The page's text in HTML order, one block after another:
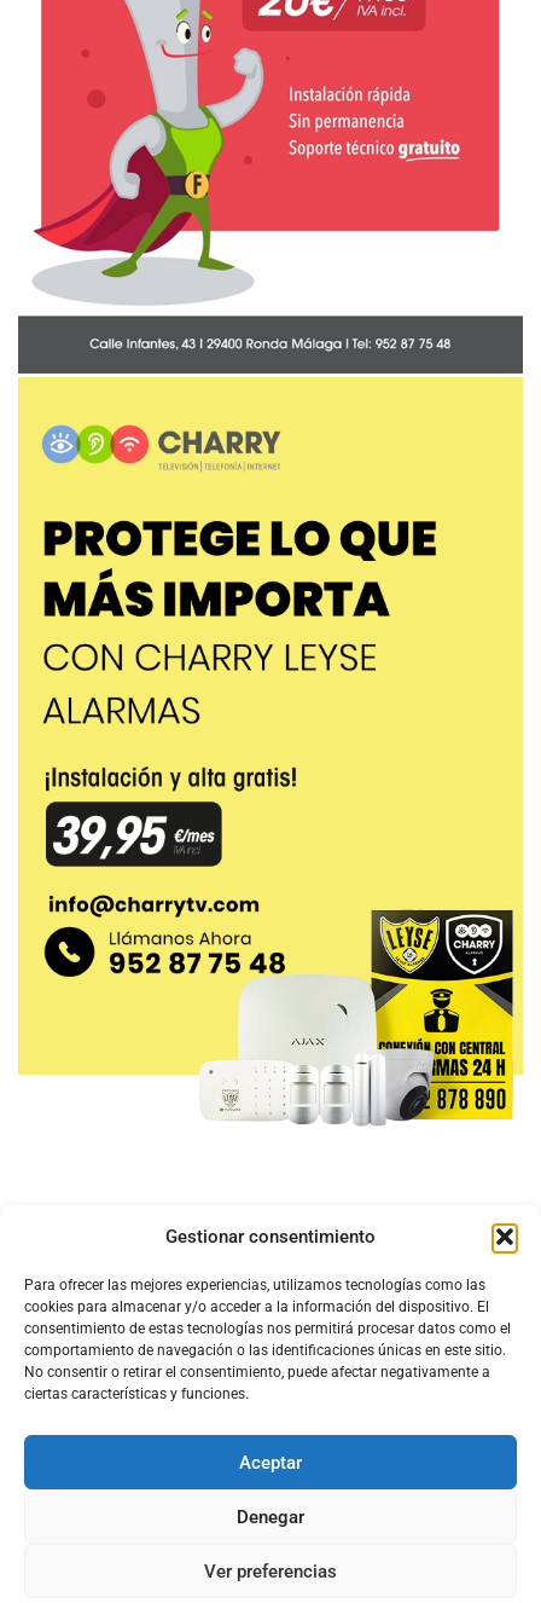
Gestionar consentimiento
Para ofrecer las mejores experiencias, utilizamos tecnologías como las
cookies para almacenar y/o acceder a la información del dispositivo. El
consentimiento de estas tecnologías nos permitirá procesar datos como el
comportamiento de navegación o las identificaciones únicas en este sitio.
No consentir o retirar el consentimiento, puede afectar negativamente a
ciertas características y funciones.
Aceptar
Denegar
Ver preferencias